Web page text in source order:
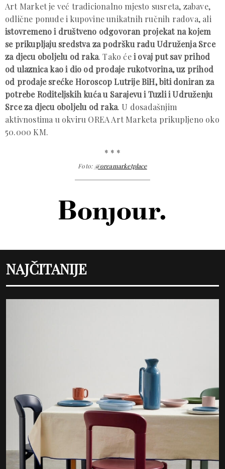
Art Market je već tradicionalno mjesto susreta, zabave,
odlične ponude i kupovine unikatnih ručnih radova, ali
istovremeno i društveno odgovoran projekat na kojem
se prikupljaju sredstva za podršku radu Udruženja Srce
za djecu oboljelu od raka. Tako ćei ovaj put sav prihod
od ulaznica kao i dio od prodaje rukotvorina, uz prihod
od prodaje srećke Horoscop Lutrije BiH, biti doniran za
potrebe Roditeljskih kuća u Sarajevu i Tuzli i Udruženju
Srce za djecu oboljelu od raka. U dosadašnjim
aktivnostima u okviru OREA Art Marketa prikupljeno oko
50.000 KM.
* * *
Foto: @oreamarketplace
NAJČITANIJE